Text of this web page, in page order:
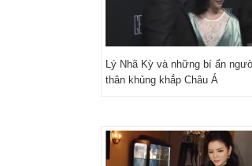
Lý Nhã Kỳ và những bí ẩn
thân khủng khắp Châu Á